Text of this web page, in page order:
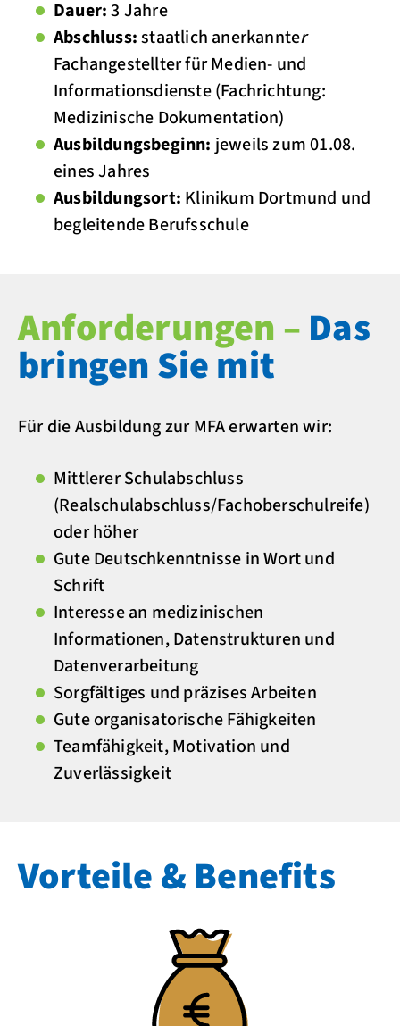
Dauer:3 Jahre
Abschluss:staatlich anerkannter
Fachangestellter für Medien- und
Informationsdienste (Fachrichtung:
Medizinische Dokumentation)
Ausbildungsbeginn: jeweils zum 01.08.
eines Jahres
Ausbildungsort: Klinikum Dortmund und
begleitende Berufsschule
Anforderungen – Das
bringen Sie mit
Für die Ausbildung zur MFA erwarten wir:
Mittlerer Schulabschluss
(Realschulabschluss/Fachoberschulreife)
oder höher
Gute Deutschkenntnisse in Wort und
Schrift
Interesse an medizinischen
Informationen, Datenstrukturen und
Datenverarbeitung
Sorgfältiges und präzises Arbeiten
Gute organisatorische Fähigkeiten
Teamfähigkeit, Motivation und
Zuverlässigkeit
Vorteile & Benefits